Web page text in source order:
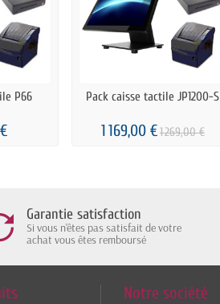
P66 Pack caisse tactile JP1200-S
1 169,00 €1 269,00 €
Garantie satisfaction
Si vous n'êtes pas satisfait de votre
achat vous êtes remboursé
Notre société